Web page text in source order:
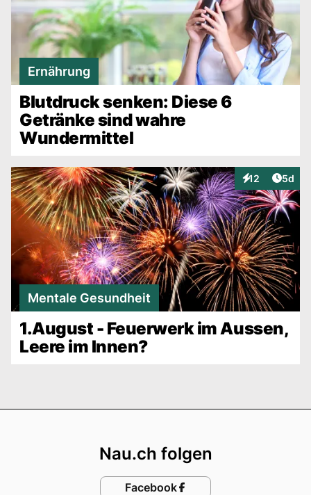
Ernährung
Blutdruck senken: Diese 6
Getränke sind wahre
Wundermittel
12
Interaktionen
5d
Mentale Gesundheit
1.August - Feuerwerk im Aussen,
Leere im Innen?
Nau.ch folgen
Facebook